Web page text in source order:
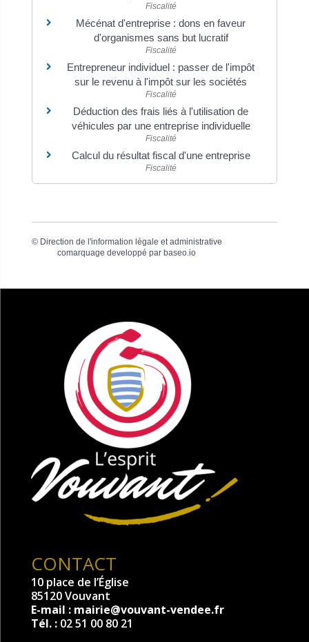
Fiscalité
Mécénat d'entreprise : dons en faveur
d'organismes sans but lucratif
Fiscalité
Entrepreneur individuel : passer de l'impôt
sur le revenu à l'impôt sur les sociétés
Fiscalité
Déduction des frais liés à l'utilisation de
véhicules par une entreprise individuelle
Fiscalité
Calcul du résultat fiscal d'une entreprise
Fiscalité
© Direction de l'information légale et administrative
comarquage developpé par baseo.io
CONTACT
10 place de l’Église
85120 Vouvant
E-mail : mairie@vouvant-vendee.fr
Tél. : 02 51 00 80 21